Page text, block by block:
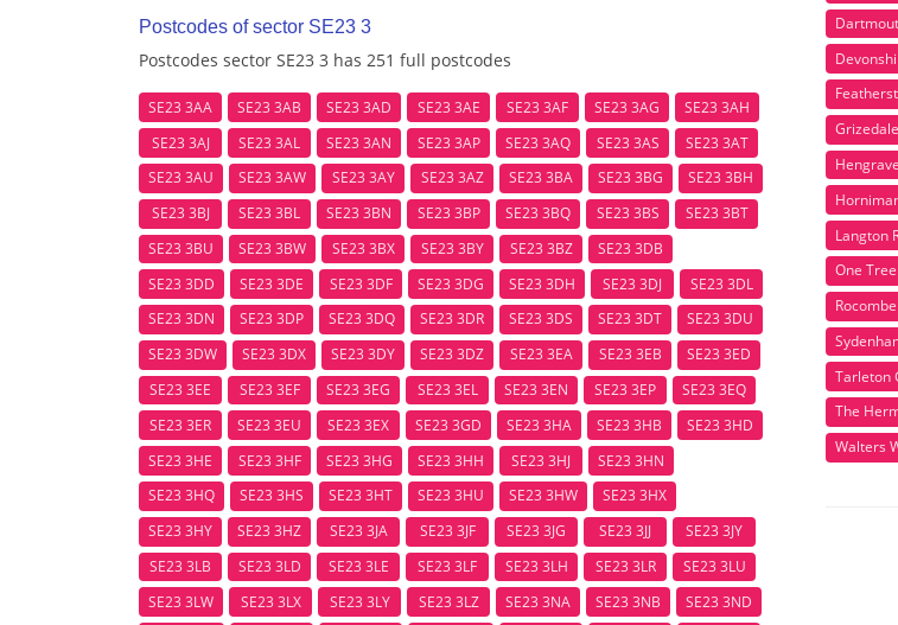
Postcodes of sector SE23 3
Postcodes sector SE23 3 has 251 full postcodes
SE23 3AA SE23 3AB SE23 3AD SE23 3AE SE23 3AF SE23 3AG
SE23 3AH
SE23 3AJ
SE23 3AL SE23 3AN SE23 3AP SE23 3AQ SE23 3AS
SE23 3AT
SE23 3AU
SE23 3AW SE23 3AY SE23 3AZ SE23 3BA SE23 3BG
SE23 3BH
SE23 3BJ
SE23 3BL SE23 3BN SE23 3BP SE23 3BQ SE23 3BS
SE23 3BT
SE23 3BU
SE23 3BW SE23 3BX SE23 3BY SE23 3BZ
SE23 3DB
SE23 3DD
SE23 3DE SE23 3DF SE23 3DG SE23 3DH SE23 3DJ
SE23 3DL
SE23 3DN
SE23 3DP SE23 3DQ SE23 3DR SE23 3DS SE23 3DT
SE23 3DU
SE23 3DW
SE23 3DX SE23 3DY SE23 3DZ SE23 3EA SE23 3EB
SE23 3ED
SE23 3EE
SE23 3EF SE23 3EG SE23 3EL SE23 3EN SE23 3EP
SE23 3EQ
SE23 3ER
SE23 3EU SE23 3EX SE23 3GD SE23 3HA SE23 3HB
SE23 3HD
SE23 3HE
SE23 3HF SE23 3HG SE23 3HH SE23 3HJ
SE23 3HN
SE23 3HQ
SE23 3HS SE23 3HT SE23 3HU SE23 3HW
SE23 3HX
SE23 3HY
SE23 3HZ SE23 3JA SE23 3JF SE23 3JG SE23 3JJ
SE23 3JY
SE23 3LB
SE23 3LD SE23 3LE SE23 3LF SE23 3LH SE23 3LR
SE23 3LU
SE23 3LW
SE23 3LX SE23 3LY SE23 3LZ SE23 3NA SE23 3NB
SE23 3ND
Langton
One
Tarleton
The
Walters